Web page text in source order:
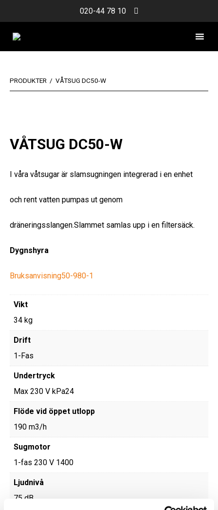
020-44 78 10
PRODUKTER / VÅTSUG DC50-W
VÅTSUG DC50-W
I våra våtsugar är slamsugningen integrerad i en enhet
och rent vatten pumpas ut genom
dräneringsslangen.Slammet samlas upp i en filtersäck.
Dygnshyra
Bruksanvisning50-980-1
Vikt
34 kg
Drift
1-Fas
Undertryck
Max 230 V kPa24
Flöde vid öppet utlopp
190 m3/h
Sugmotor
1-fas 230 V 1400
Ljudnivå
75 dB